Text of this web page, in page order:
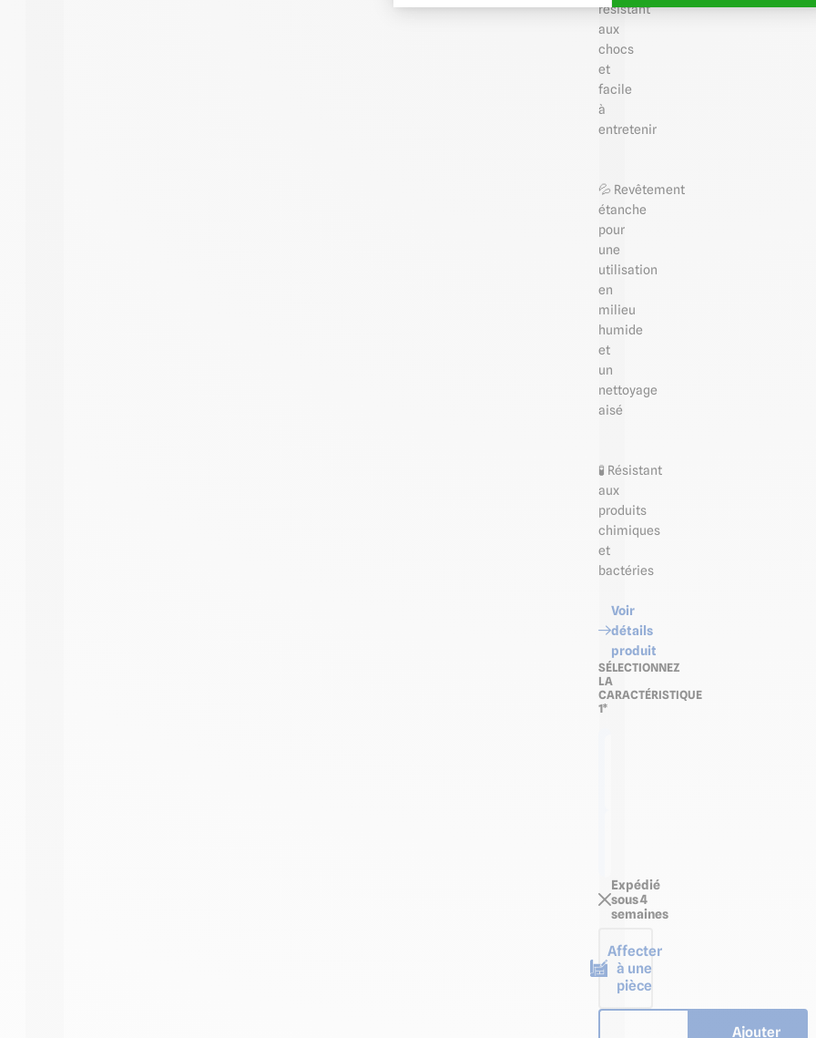
résistant
aux
chocs
et
facile
à
entretenir
💦 Revêtement
étanche
pour
une
utilisation
en
milieu
humide
et
un
nettoyage
aisé
🧪 Résistant
aux
produits
chimiques
et
bactéries
Voir
détails
produit
SÉLECTIONNEZ
LA
CARACTÉRISTIQUE
1*
m
Expédié
sous 4
semaines
Affecter
à une
pièce
Ajouter